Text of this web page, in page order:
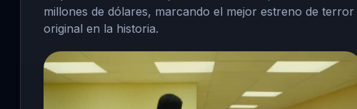
millones de dólares, marcando el mejor estreno de terror
original en la historia.